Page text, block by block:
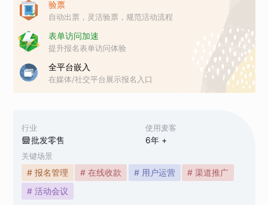
行业
批发零售
使用麦客
6年 +
关键场景
# 报名管理 # 在线收款 # 用户运营
# 渠道推广
# 活动会议
验票
自动出票，灵活验票，规范活动流程
表单访问加速
提升报名表单访问体验
全平台嵌入
在媒体/社交平台展示报名入口